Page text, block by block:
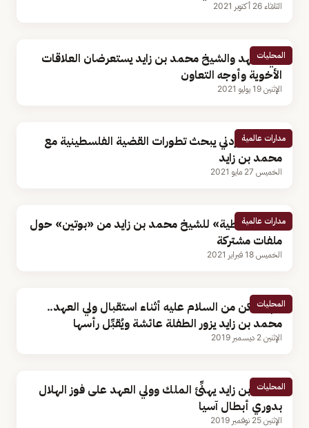
الثلاثاء 26 أكتوبر 2021
المحليات
ولي العهد والشيخ محمد بن زايد يستعرضان العلاقات
الأخوية وأوجه التعاون
الإثنين 19 يوليو 2021
مدارات عالمية
العاهل الأردني يبحث تطورات القضية الفلسطينية مع
محمد بن زايد
الخميس 27 مايو 2021
مدارات عالمية
«رسالة خطية» للشيخ محمد بن زايد من «بوتين» حول
ملفات مشتركة
الخميس 18 فبراير 2021
المحليات
لم تتمكن من السلام عليه أثناء استقبال ولي العهد..
محمد بن زايد يزور الطفلة عائشة ويُقبِّل رأسها
الإثنين 2 ديسمبر 2019
المحليات
محمد بن زايد يهنِّئ الملك وولي العهد على فوز الهلال
بدوري أبطال آسيا
الإثنين 25 نوفمبر 2019